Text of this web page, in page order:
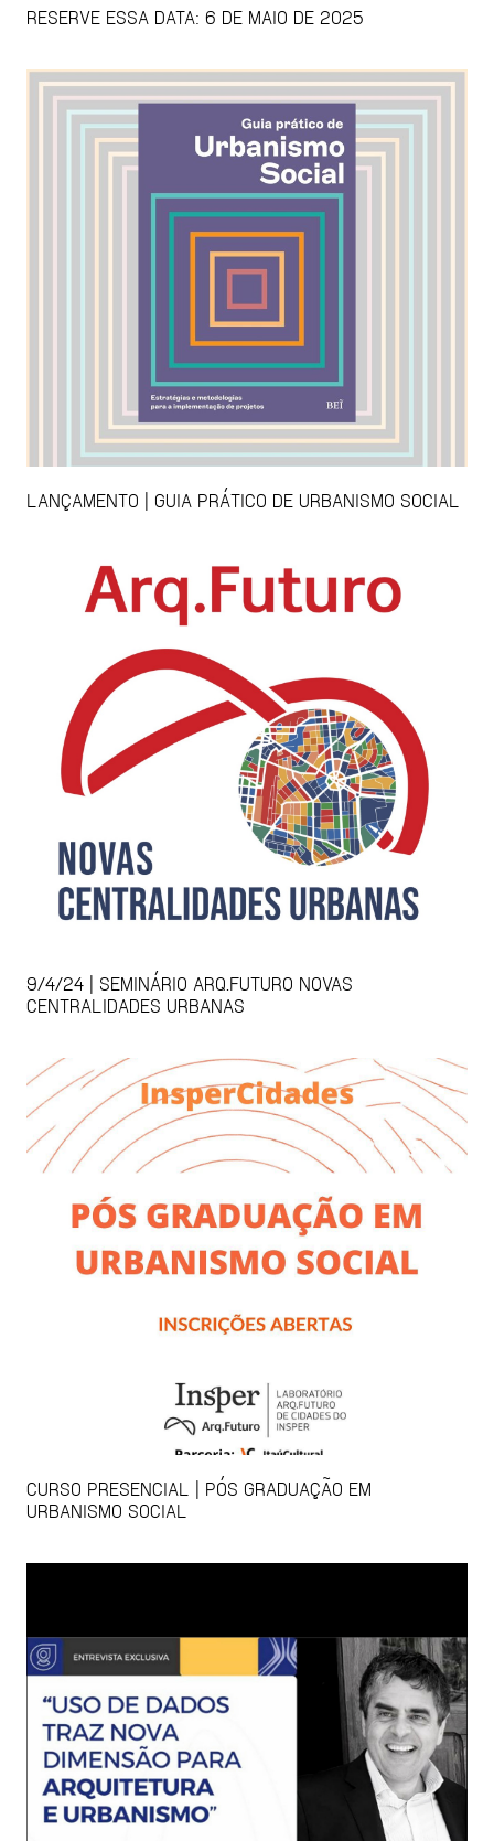
RESERVE ESSA DATA: 6 DE MAIO DE 2025
LANÇAMENTO | GUIA PRÁTICO DE URBANISMO SOCIAL
9/4/24 | SEMINÁRIO ARQ.FUTURO NOVAS
CENTRALIDADES URBANAS
CURSO PRESENCIAL | PÓS GRADUAÇÃO EM
URBANISMO SOCIAL